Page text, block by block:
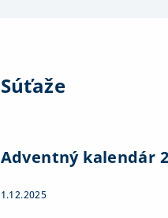
Súťaže
Adventný kalendár
1.12.2025